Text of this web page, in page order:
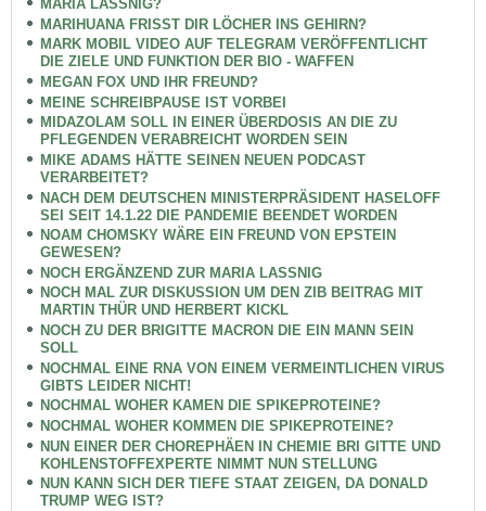
MARIA LASSNIG?
MARIHUANA FRISST DIR LÖCHER INS GEHIRN?
MARK MOBIL VIDEO AUF TELEGRAM VERÖFFENTLICHT
DIE ZIELE UND FUNKTION DER BIO - WAFFEN
MEGAN FOX UND IHR FREUND?
MEINE SCHREIBPAUSE IST VORBEI
MIDAZOLAM SOLL IN EINER ÜBERDOSIS AN DIE ZU
PFLEGENDEN VERABREICHT WORDEN SEIN
MIKE ADAMS HÄTTE SEINEN NEUEN PODCAST
VERARBEITET?
NACH DEM DEUTSCHEN MINISTERPRÄSIDENT HASELOFF
SEI SEIT 14.1.22 DIE PANDEMIE BEENDET WORDEN
NOAM CHOMSKY WÄRE EIN FREUND VON EPSTEIN
GEWESEN?
NOCH ERGÄNZEND ZUR MARIA LASSNIG
NOCH MAL ZUR DISKUSSION UM DEN ZIB BEITRAG MIT
MARTIN THÜR UND HERBERT KICKL
NOCH ZU DER BRIGITTE MACRON DIE EIN MANN SEIN
SOLL
NOCHMAL EINE RNA VON EINEM VERMEINTLICHEN VIRUS
GIBTS LEIDER NICHT!
NOCHMAL WOHER KAMEN DIE SPIKEPROTEINE?
NOCHMAL WOHER KOMMEN DIE SPIKEPROTEINE?
NUN EINER DER CHOREPHÄEN IN CHEMIE BRI GITTE UND
KOHLENSTOFFEXPERTE NIMMT NUN STELLUNG
NUN KANN SICH DER TIEFE STAAT ZEIGEN, DA DONALD
TRUMP WEG IST?